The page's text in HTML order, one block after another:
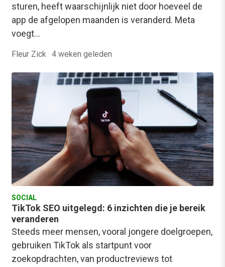
sturen, heeft waarschijnlijk niet door hoeveel de
app de afgelopen maanden is veranderd. Meta
voegt…
Fleur Zick · 4 weken geleden
SOCIAL
TikTok SEO uitgelegd: 6 inzichten die je bereik
veranderen
Steeds meer mensen, vooral jongere doelgroepen,
gebruiken TikTok als startpunt voor
zoekopdrachten, van productreviews tot